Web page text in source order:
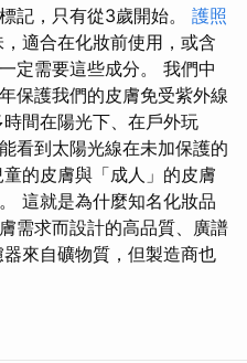
記，只有從3歲開始。 護照
適合在化妝前使用，或含
需要這些成分。 我們中
保護我們的皮膚免受紫外線
間在陽光下、在戶外玩
看到太陽光線在未加保護的
的皮膚與「成人」的皮膚
這就是為什麼知名化妝品
需求而設計的高品質、廣譜
來自礦物質，但製造商也